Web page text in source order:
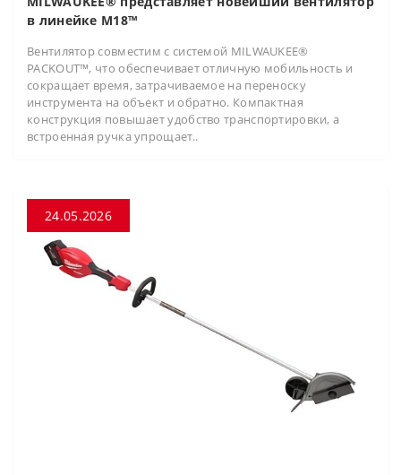
в линейке M18™
Вентилятор совместим с системой MILWAUKEE®
PACKOUT™, что обеспечивает отличную мобильность и
сокращает время, затрачиваемое на переноску
инструмента на объект и обратно. Компактная
конструкция повышает удобство транспортировки, а
встроенная ручка упрощает..
24.05.2026